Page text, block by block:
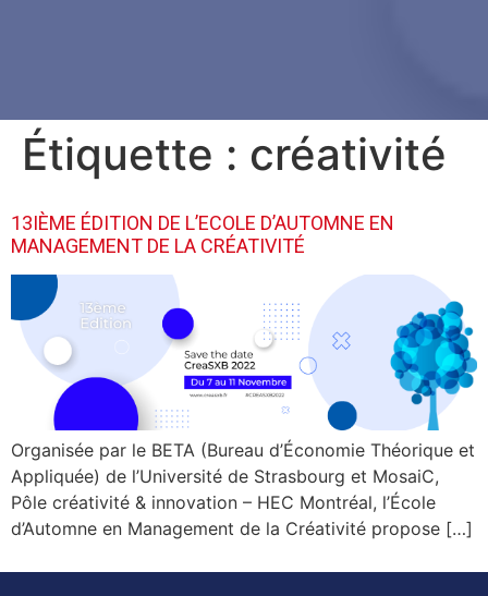
Étiquette : créativité
13IÈME ÉDITION DE L’ECOLE D’AUTOMNE EN
MANAGEMENT DE LA CRÉATIVITÉ
Organisée par le BETA (Bureau d’Économie Théorique et
Appliquée) de l’Université de Strasbourg et MosaiC,
Pôle créativité & innovation – HEC Montréal, l’École
d’Automne en Management de la Créativité propose […]